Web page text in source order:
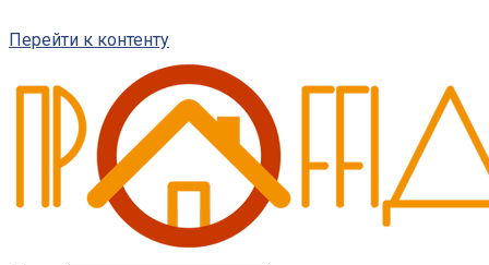
Перейти к контенту